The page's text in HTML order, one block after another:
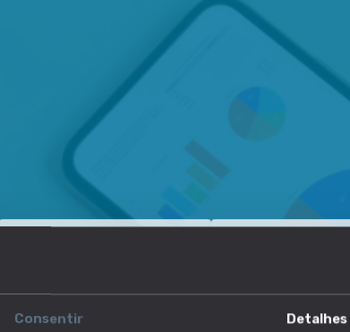
Consentir Detalhes